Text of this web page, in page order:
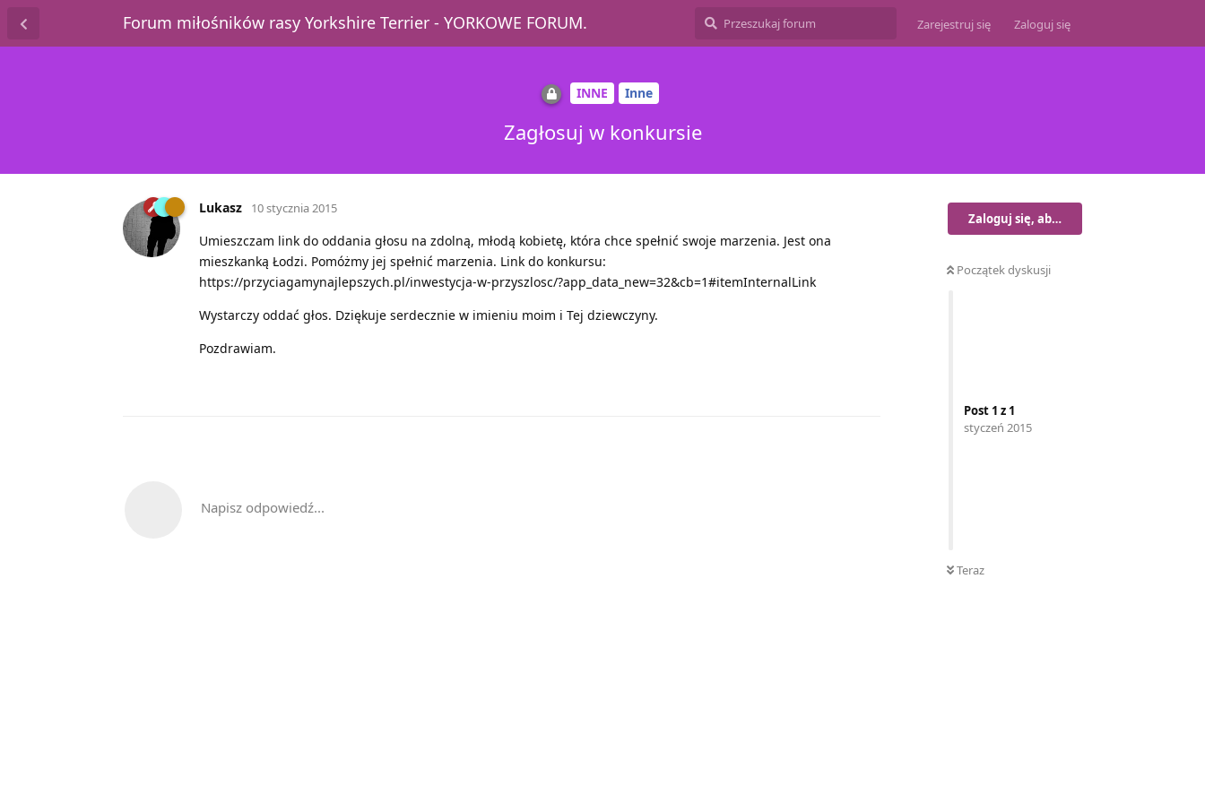
Forum miłośników rasy Yorkshire Terrier - YORKOWE FORUM. Zarejestruj się Zaloguj się
INNE Inne
Zagłosuj w konkursie
Zaloguj się, aby odpisać
Początek dyskusji
Post 1 z 1
styczeń 2015
Teraz
Lukasz 10 stycznia 2015
Umieszczam link do oddania głosu na zdolną, młodą kobietę, która chce spełnić swoje marzenia. Jest ona
mieszkanką Łodzi. Pomóżmy jej spełnić marzenia. Link do konkursu:
https://przyciagamynajlepszych.pl/inwestycja-w-przyszlosc/?app_data_new=32&cb=1#itemInternalLink
Wystarczy oddać głos. Dziękuje serdecznie w imieniu moim i Tej dziewczyny.
Pozdrawiam.
Napisz odpowiedź...